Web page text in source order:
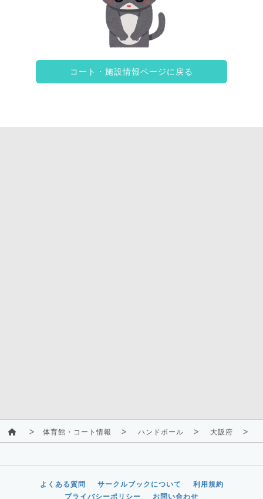
コート・施設情報ページに戻る
体育館・コート情報 ハンドボール 大阪府
よくある質問 サークルブックについて
利用規約
プライバシーポリシー
お問い合わせ